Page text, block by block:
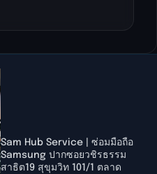
Sam Hub Service | ซ่อมมือถือ
Samsung ปากซอยวชิรธรรม
สาธิต19 สุขุมวิท 101/1 ตลาด